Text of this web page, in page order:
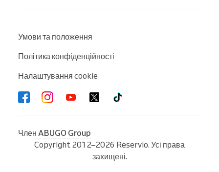
Умови та положення
Політика конфіденційності
Налаштування cookie
Член ABUGO Group
Copyright 2012–2026 Reservio. Усі права
захищені.